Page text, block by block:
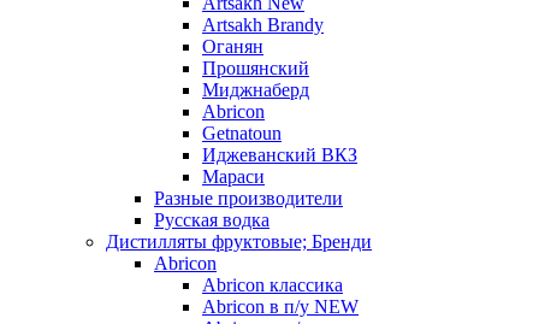
Artsakh Brandy
Оганян
Прошянский
Миджнаберд
Abricon
Getnatoun
Иджеванский ВКЗ
Мараси
Разные производители
Русская водка
Дистилляты фруктовые; Бренди
Abricon
Abricon классика
Abricon в п/у NEW